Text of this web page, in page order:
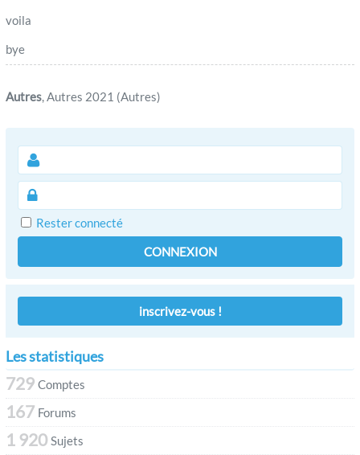
voila
bye
Autres, Autres 2021 (Autres)
Rester connecté
CONNEXION
inscrivez-vous !
Les statistiques
729 Comptes
167 Forums
1 920 Sujets